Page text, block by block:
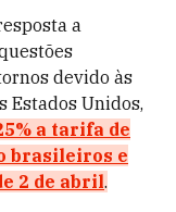
a
devido às
Estados Unidos,
a tarifa de
brasileiros e
2 de abril.